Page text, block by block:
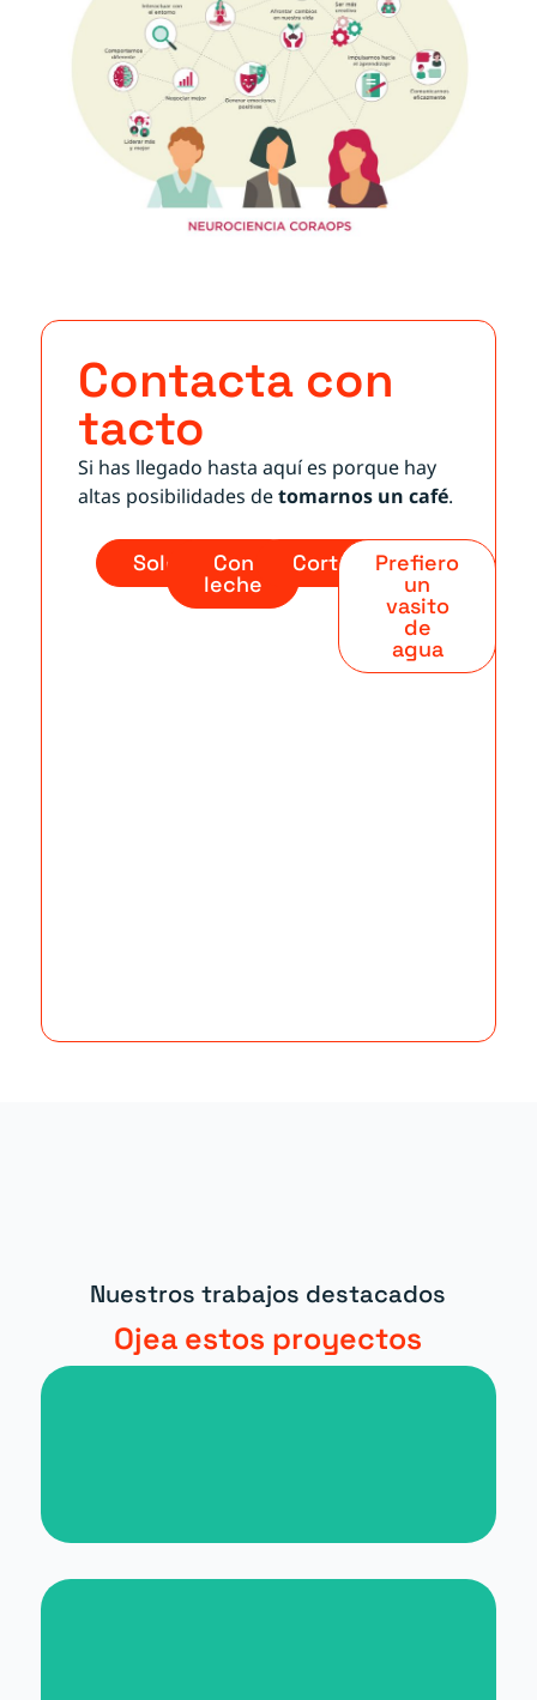
Contacta con
tacto
Si has llegado hasta aquí es porque hay
altas posibilidades detomarnos un café.
Solo Con
leche
CortadoPrefiero
un
vasito
de
agua
Nuestros trabajos destacados
Ojea estos proyectos